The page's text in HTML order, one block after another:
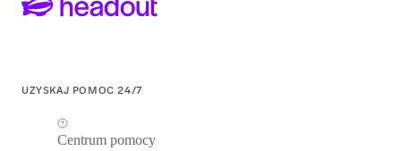
UZYSKAJ POMOC 24/7
Centrum pomocy